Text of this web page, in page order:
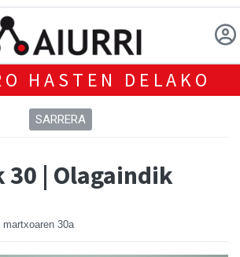
HASTEN DELAKO
SARRERA
30 | Olagaindik
martxoaren 30a